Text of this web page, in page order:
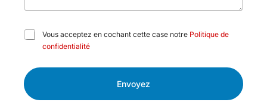
C
s
à
Vous acceptez en cochant cette case notre Politique de
confidentialité
Envoyez